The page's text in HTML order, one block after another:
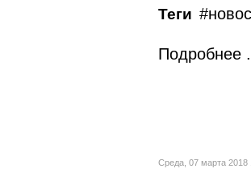
Теги
Подробнее
Среда, 07 марта 2018